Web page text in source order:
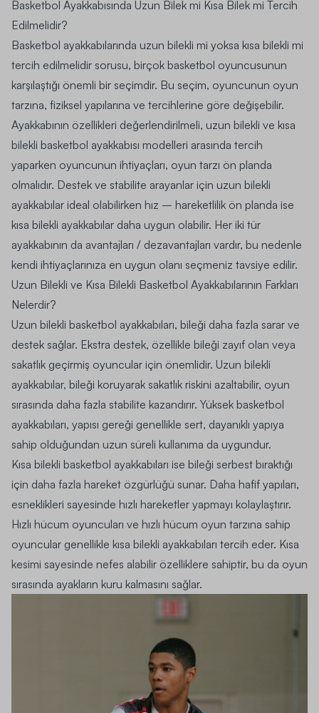
Basketbol Ayakkabısında Uzun Bilek mi Kısa Bilek mi Tercih
Edilmelidir?
Basketbol ayakkabılarında uzun bilekli mi yoksa kısa bilekli mi
tercih edilmelidir sorusu, birçok basketbol oyuncusunun
karşılaştığı önemli bir seçimdir. Bu seçim, oyuncunun oyun
tarzına, fiziksel yapılarına ve tercihlerine göre değişebilir.
Ayakkabının özellikleri değerlendirilmeli, uzun bilekli ve kısa
bilekli basketbol ayakkabısı modelleri arasında tercih
yaparken oyuncunun ihtiyaçları, oyun tarzı ön planda
olmalıdır. Destek ve stabilite arayanlar için uzun bilekli
ayakkabılar ideal olabilirken hız – hareketlilik ön planda ise
kısa bilekli ayakkabılar daha uygun olabilir. Her iki tür
ayakkabının da avantajları / dezavantajları vardır, bu nedenle
kendi ihtiyaçlarınıza en uygun olanı seçmeniz tavsiye edilir.
Uzun Bilekli ve Kısa Bilekli Basketbol Ayakkabılarının Farkları
Nelerdir?
Uzun bilekli basketbol ayakkabıları, bileği daha fazla sarar ve
destek sağlar. Ekstra destek, özellikle bileği zayıf olan veya
sakatlık geçirmiş oyuncular için önemlidir. Uzun bilekli
ayakkabılar, bileği koruyarak sakatlık riskini azaltabilir, oyun
sırasında daha fazla stabilite kazandırır. Yüksek basketbol
ayakkabıları, yapısı gereği genellikle sert, dayanıklı yapıya
sahip olduğundan uzun süreli kullanıma da uygundur.
Kısa bilekli basketbol ayakkabıları ise bileği serbest bıraktığı
için daha fazla hareket özgürlüğü sunar. Daha hafif yapıları,
esneklikleri sayesinde hızlı hareketler yapmayı kolaylaştırır.
Hızlı hücum oyuncuları ve hızlı hücum oyun tarzına sahip
oyuncular genellikle kısa bilekli ayakkabıları tercih eder. Kısa
kesimi sayesinde nefes alabilir özelliklere sahiptir, bu da oyun
sırasında ayakların kuru kalmasını sağlar.